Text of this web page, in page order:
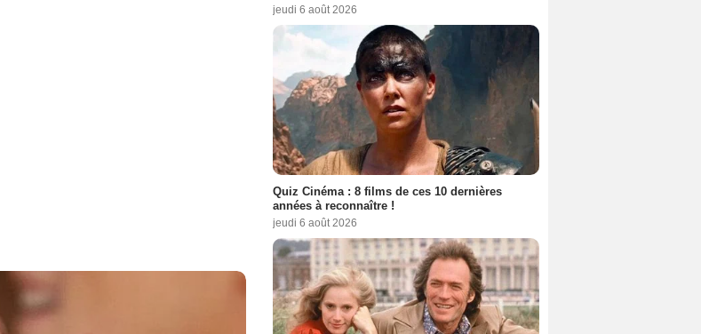
jeudi 6 août 2026
Quiz Cinéma : 8 films de ces 10 dernières
années à reconnaître !
jeudi 6 août 2026